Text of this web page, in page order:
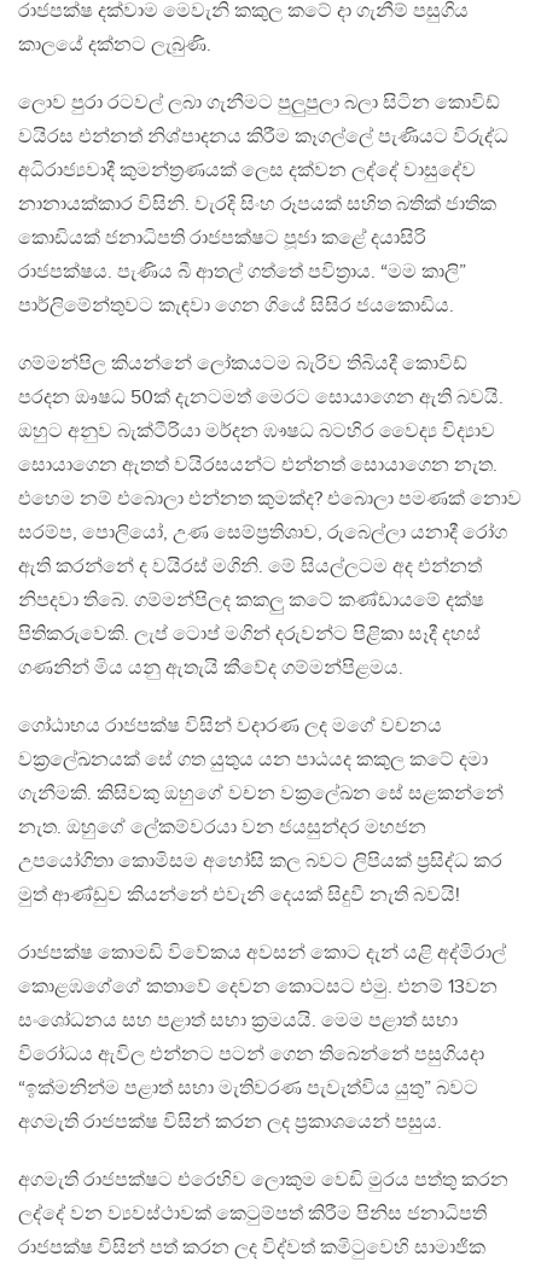
රාජපක්ෂ දක්වාම මෙවැනි කකුල කටේ දා ගැනීම් පසුගිය
කාලයේ දක්නට ලැබුණි.
ලොව පුරා රටවල් ලබා ගැනීමට පුලුපුලා බලා සිටින කොවිඩ්
වයිරස එන්නත් නිශ්පාදනය කිරීම කෑගල්ලේ පැණියට විරුද්ධ
අධිරාජ්‍යවාදී කුමන්ත්‍රණයක් ලෙස දක්වන ලද්දේ වාසුදේව
නානායක්කාර විසිනි. වැරදි සිංහ රූපයක් සහිත බතික් ජාතික
කොඩියක් ජනාධිපති රාජපක්ෂට පූජා කළේ දයාසිරි
රාජපක්ෂය. පැණිය බී ආතල් ගත්තේ පවිත්‍රාය. “මම කාලි”
පාර්ලිමේන්තුවට කැඳවා ගෙන ගියේ සිසිර ජයකොඩිය.
ගම්මන්පිල කියන්නේ ලෝකයටම බැරිව තිබියදී කොවිඩ්
පරදන ඖෂධ 50ක් දැනටමත් මෙරට සොයාගෙන ඇති බවයි.
ඔහුට අනුව බැක්ටීරියා මර්දන ඹෟෂධ බටහිර වෛද්‍ය විද්‍යාව
සොයාගෙන ඇතත් වයිරසයන්ට එන්නත් සොයාගෙන නැත.
එහෙම නම් එබොලා එන්නත කුමක්ද? එබොලා පමණක් නොව
සරම්ප, පොලියෝ, උණ සෙම්ප්‍රතිශාව, රුබෙල්ලා යනාදී රෝග
ඇති කරන්නේ ද වයිරස් මගිනි. මේ සියල්ලටම අද එන්නත්
නිපදවා තිබේ. ගම්මන්පිලද කකලු කටේ කණ්ඩායමේ දක්ෂ
පිතිකරුවෙකි. ලැප් ටොප් මගින් දරුවන්ට පිළිකා සෑදී දහස්
ගණනින් මිය යනු ඇතැයි කීවේද ගම්මන්පිළමය.
ගෝඨාභය රාජපක්ෂ විසින් වදාරණ ලද මගේ වචනය
වක්‍රලේඛනයක් සේ ගත යුතුය යන පාඨයද කකුල කටේ දමා
ගැනීමකි. කිසිවකු ඔහුගේ වචන වක්‍රලේඛන සේ සළකන්නේ
නැත. ඔහුගේ ලේකම්වරයා වන ජයසුන්දර මහජන
උපයෝගිතා කොමිසම අහෝසි කල බවට ලිපියක් ප්‍රසිද්ධ කර
මුත් ආණ්ඩුව කියන්නේ එවැනි දෙයක් සිදුවී නැති බවයි!
රාජපක්ෂ කොමඩි විවේකය අවසන් කොට දැන් යළි අද්මිරාල්
කොළඹගේගේ කතාවේ දෙවන කොටසට එමු. එනම් 13වන
සංශෝධනය සහ පළාත් සභා ක්‍රමයයි. මෙම පළාත් සභා
විරෝධය ඇවිල එන්නට පටන් ගෙන තිබෙන්නේ පසුගියදා
“ඉක්මනින්ම පළාත් සභා මැතිවරණ පැවැත්විය යුතු” බවට
අගමැති රාජපක්ෂ විසින් කරන ලද ප්‍රකාශයෙන් පසුය.
අගමැති රාජපක්ෂට එරෙහිව ලොකුම වෙඩි මුරය පත්තු කරන
ලද්දේ වන ව්‍යවස්ථාවක් කෙටුම්පත් කිරීම පිනිස ජනාධිපති
රාජපක්ෂ විසින් පත් කරන ලද විද්වත් කමිටුවෙහි සාමාජික